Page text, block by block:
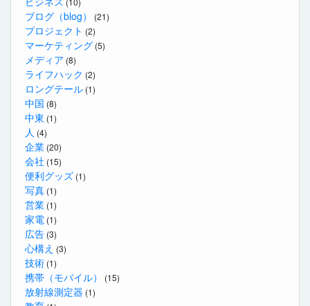
ブログ（blog） (21)
プロジェクト (2)
マーケティング (5)
メディア (8)
ライフハック (2)
ロングテール (1)
中国 (8)
中東 (1)
人 (4)
企業 (20)
会社 (15)
便利グッズ (1)
写真 (1)
営業 (1)
家電 (1)
広告 (3)
心構え (3)
技術 (1)
携帯（モバイル） (15)
放射線測定器 (1)